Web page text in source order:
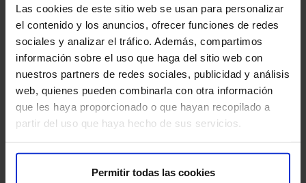
Las cookies de este sitio web se usan para personalizar
el contenido y los anuncios, ofrecer funciones de redes
sociales y analizar el tráfico. Además, compartimos
información sobre el uso que haga del sitio web con
nuestros partners de redes sociales, publicidad y análisis
web, quienes pueden combinarla con otra información
que les haya proporcionado o que hayan recopilado a
partir del uso que haya hecho de sus servicios.
Permitir todas las cookies
Formación de coágulos:puede haber riesgo de
coágulos sanguíneos que podrían causar un accidente
cerebrovascular.
Riesgos relacionados con la anestesia:mareos,
náuseas o reacciones alérgicas.
pacientes se produce un bloqueo tras el implante de la
prótesis (que se apoya en el sistema de conducción